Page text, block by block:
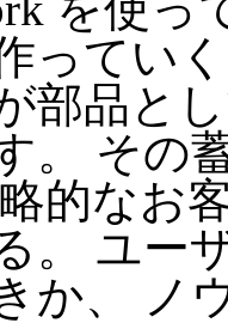
ってい
部品と
。 その
的なお
。 ユー
か、 ノ